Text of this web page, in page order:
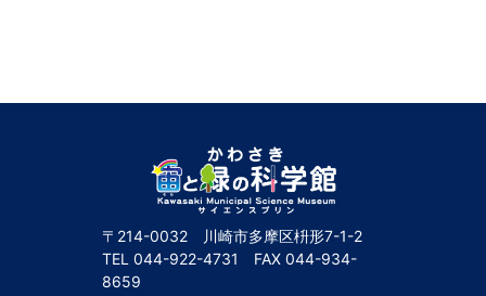
〒214-0032 川崎市多摩区枡形7-1-2
TEL 044-922-4731 FAX 044-934-
8659